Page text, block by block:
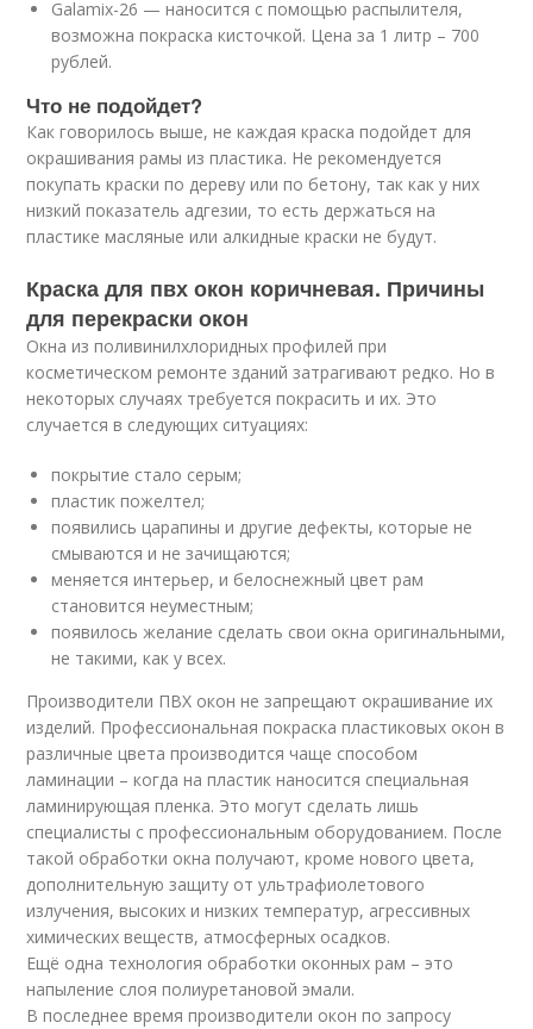
Galamix-26 — наносится с помощью распылителя,
возможна покраска кисточкой. Цена за 1 литр – 700
рублей.
Что не подойдет?
Как говорилось выше, не каждая краска подойдет для
окрашивания рамы из пластика. Не рекомендуется
покупать краски по дереву или по бетону, так как у них
низкий показатель адгезии, то есть держаться на
пластике масляные или алкидные краски не будут.
Краска для пвх окон коричневая. Причины
для перекраски окон
Окна из поливинилхлоридных профилей при
косметическом ремонте зданий затрагивают редко. Но в
некоторых случаях требуется покрасить и их. Это
случается в следующих ситуациях:
покрытие стало серым;
пластик пожелтел;
появились царапины и другие дефекты, которые не
смываются и не зачищаются;
меняется интерьер, и белоснежный цвет рам
становится неуместным;
появилось желание сделать свои окна оригинальными,
не такими, как у всех.
Производители ПВХ окон не запрещают окрашивание их
изделий. Профессиональная покраска пластиковых окон в
различные цвета производится чаще способом
ламинации – когда на пластик наносится специальная
ламинирующая пленка. Это могут сделать лишь
специалисты с профессиональным оборудованием. После
такой обработки окна получают, кроме нового цвета,
дополнительную защиту от ультрафиолетового
излучения, высоких и низких температур, агрессивных
химических веществ, атмосферных осадков.
Ещё одна технология обработки оконных рам – это
напыление слоя полиуретановой эмали.
В последнее время производители окон по запросу